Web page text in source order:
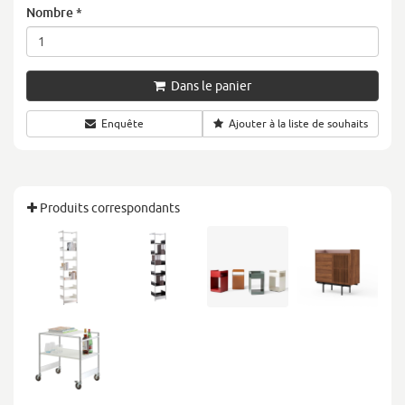
Nombre*
Dans le panier
Enquête Ajouter à la liste de souhaits
Produits correspondants